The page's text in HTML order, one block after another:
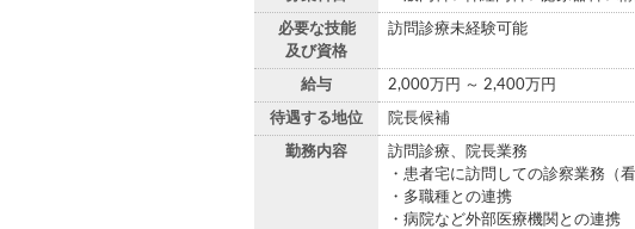
必要な技能
及び資格
訪問診療未経験可能
給与 2,000万円 ～ 2,400万円
待遇する地位 院長候補
勤務内容
訪問診療、院長業務
・患者宅に訪問しての診察業務（
・多職種との連携
・病院など外部医療機関との連携